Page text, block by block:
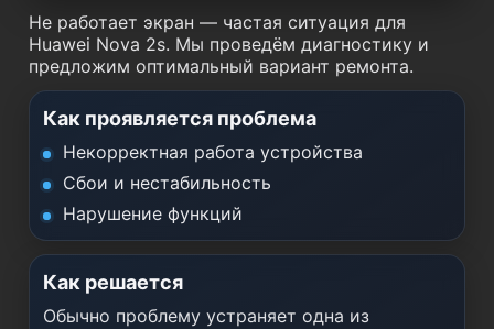
Не работает экран — частая ситуация для
Huawei Nova 2s. Мы проведём диагностику и
предложим оптимальный вариант ремонта.
Как проявляется проблема
Некорректная работа устройства
Сбои и нестабильность
Нарушение функций
Как решается
Обычно проблему устраняет одна из